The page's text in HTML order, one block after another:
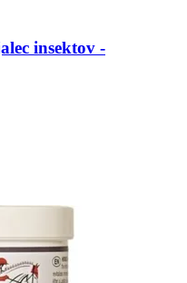
insektov -​